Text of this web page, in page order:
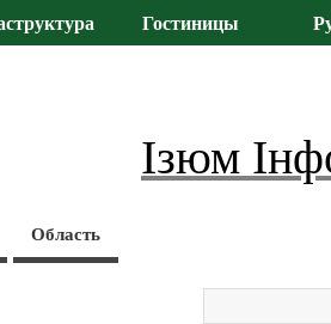
Гостиницы
Ізюм
Область